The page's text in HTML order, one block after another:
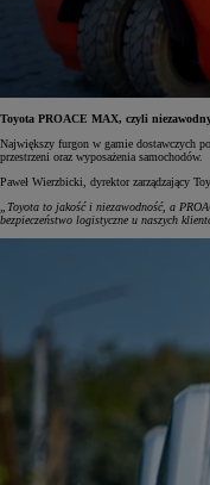
PROACE CITY
Toyota PROACE MAX, czyli
Największy furgon w gamie dostawczych
przestrzeni oraz wyposażenia samochodów.
Paweł Wierzbicki, dyrektor zarządzający
„Toyota to jakość i niezawodność, a
bezpieczeństwo logistyczne u naszych